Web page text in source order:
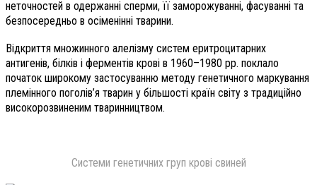
неточностей в одержанні сперми, її заморожуванні, фасуванні та
безпосередньо в осіменінні тварини.
Відкриття множинного алелізму систем еритроцитарних
антигенів, білків і ферментів крові в 1960–1980 рр. поклало
початок широкому застосуванню методу генетичного маркування
племінного поголів’я тварин у більшості країн світу з традиційно
високорозвиненим тваринництвом.
Системи генетичних груп крові свиней